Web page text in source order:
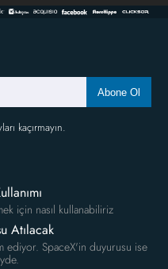
Abone Ol
kaçırmayın.
için nasıl kullanabiliriz
Atılacak
ediyor. SpaceX'in duyurusu ise